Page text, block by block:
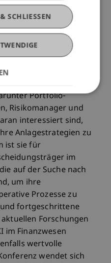
und Verabschiedung
mit Künstlicher
Portfolio-
Risikomanager und
interessiert sind,
Anlagestrategien zu
ist sie für
im
auf der Suche nach
um ihre
Prozesse zu
fortgeschrittene
Forschungen
im Finanzwesen
wertvolle
wendet sich
SCHLIESSEN